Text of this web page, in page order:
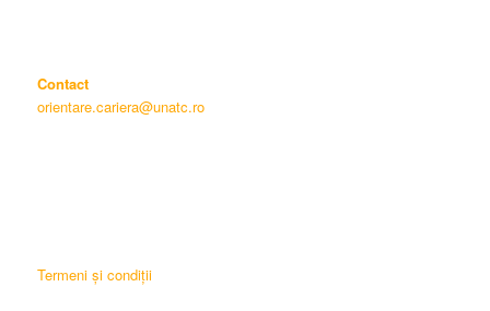
Contact
orientare.cariera@unatc.ro
Termeni și condiții